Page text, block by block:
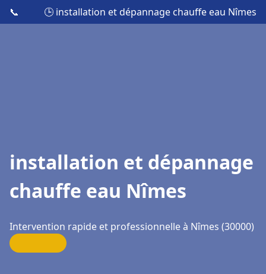
📞 🕒 installation et dépannage chauffe eau Nîmes
installation et dépannage
chauffe eau Nîmes
Intervention rapide et professionnelle à Nîmes (30000)